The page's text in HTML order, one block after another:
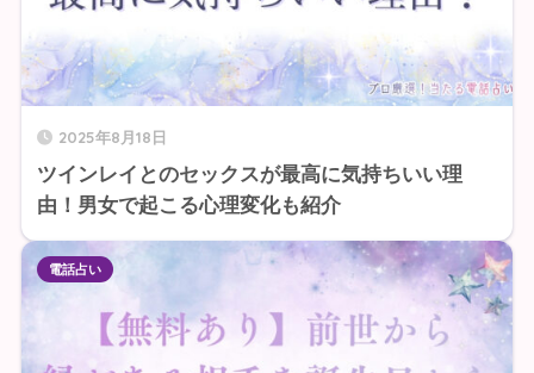
2025年8月18日
ツインレイとのセックスが最高に気持ちいい理
由！男女で起こる心理変化も紹介
電話占い